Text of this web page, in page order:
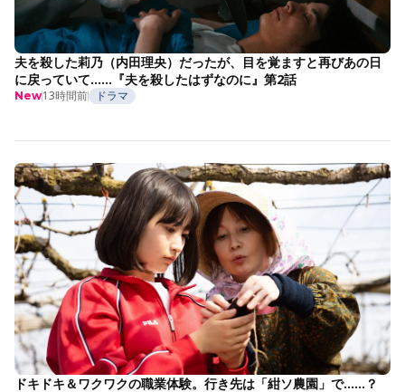
夫を殺した莉乃（内田理央）だったが、目を覚ますと再びあの日
に戻っていて……『夫を殺したはずなのに』第2話
New13時間前 ドラマ
ドキドキ＆ワクワクの職業体験。行き先は「紺ソ農園」で……？